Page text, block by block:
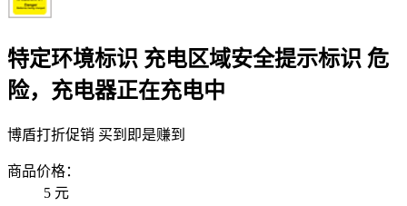
特定环境标识 充电区域安全提示标识 危
险，充电器正在充电中
博盾打折促销 买到即是赚到
商品价格：
5 元